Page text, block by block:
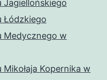
Łódzkiego
Medycznego w
Kopernika w